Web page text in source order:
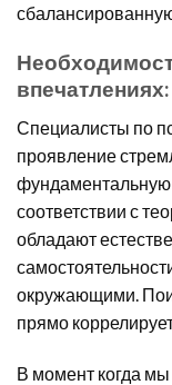
Специалисты по
проявление
фундаментальную
соответствии с
обладают
окружающими.
прямо
В момент когда